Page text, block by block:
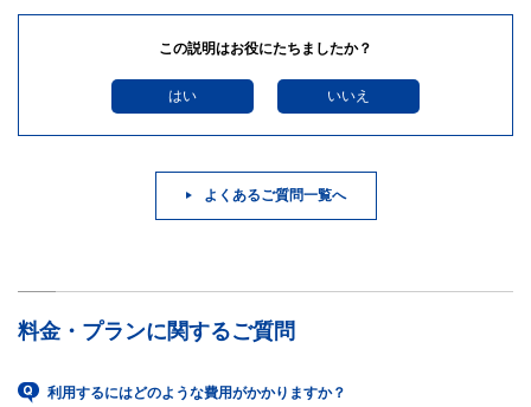
この説明はお役にたちましたか？
はい いいえ
よくあるご質問一覧へ
料金・プランに関するご質問
利用するにはどのような費用がかかりますか？